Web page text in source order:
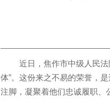
近日，焦作市中级人民
体”。这份来之不易的荣誉，
注脚，凝聚着他们忠诚履职、